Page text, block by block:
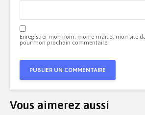
Enregistrer mon nom, mon e-mail et mon site
pour mon prochain commentaire.
Vous aimerez aussi